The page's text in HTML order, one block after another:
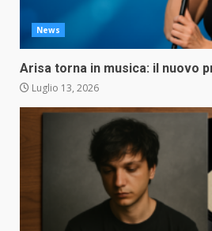
News
Arisa torna in musica: il nuovo
Luglio 13, 2026